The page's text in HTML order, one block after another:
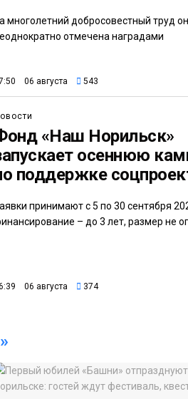
многолетний добросовестный труд
отмечена наградами
06 августа 543
«Наш Норильск»
осеннюю
поддержке
принимают с 5 по 30 сентября
– до 3 лет, размер не
06 августа 374